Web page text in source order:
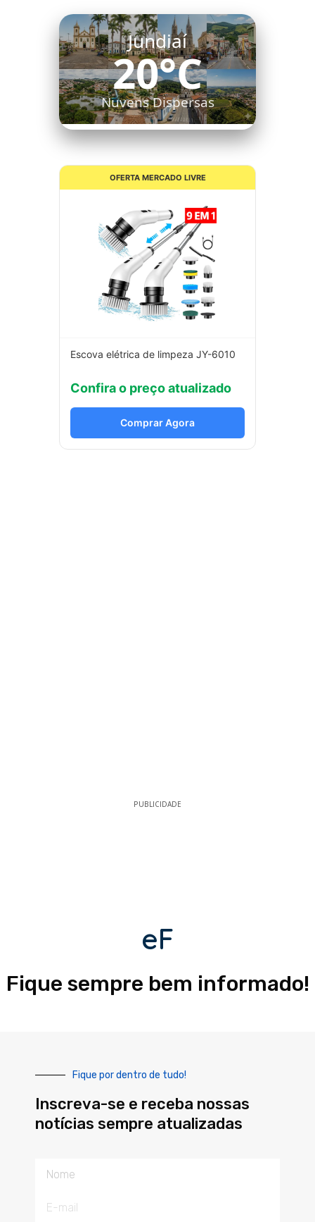
Jundiaí
20°C
Nuvens Dispersas
OFERTA MERCADO LIVRE
Escova elétrica de limpeza JY-6010
Confira o preço atualizado
Comprar Agora
PUBLICIDADE
eF
Fique sempre bem informado!
Fique por dentro de tudo!
Inscreva-se e receba nossas
notícias sempre atualizadas